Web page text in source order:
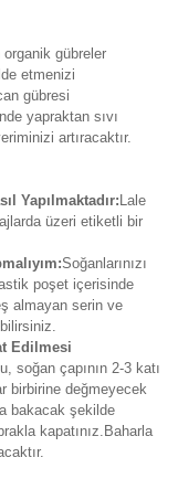
gübreler
etmenizi
gübresi
yapraktan sıvı
artıracaktır.
Yapılmaktadır: Lale
üzeri etiketli bir
Soğanlarınızı
poşet içerisinde
almayan serin ve
Edilmesi
soğan çapının 2-3 katı
birbirine değmeyecek
bakacak şekilde
kapatınız.Baharla